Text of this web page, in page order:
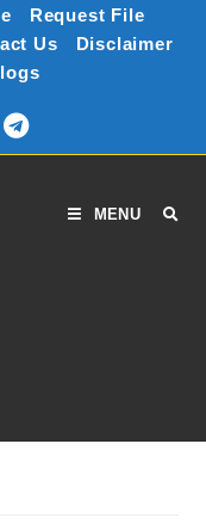
Request File
Us
Disclaimer
MENU